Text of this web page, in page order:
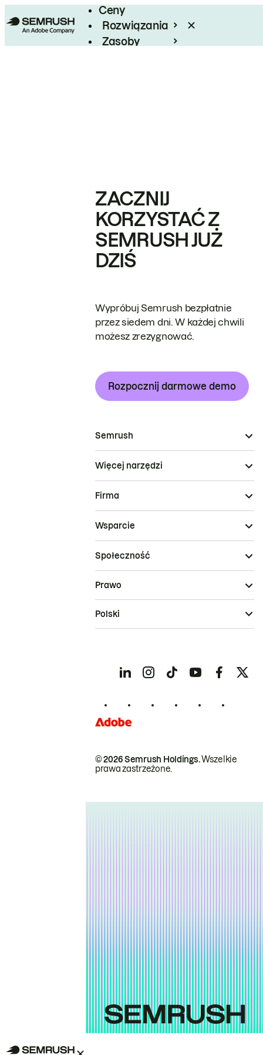
Ceny
Rozwiązania
Zasoby
ZACZNIJ
KORZYSTAĆ Z
SEMRUSH JUŻ
DZIŚ
Wypróbuj Semrush bezpłatnie
przez siedem dni. W każdej chwili
możesz zrezygnować.
Rozpocznij darmowe demo
Semrush
Więcej narzędzi
Firma
Wsparcie
Społeczność
© 2026 Semrush Holdings.Wszelkie
prawa zastrzeżone.
Prawo
Polski